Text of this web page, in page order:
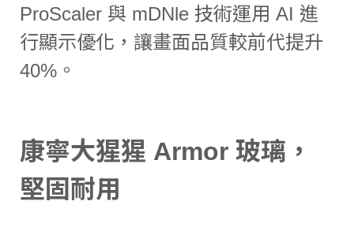
ProScaler 與 mDNle 技術運用 AI 進
行顯示優化，讓畫面品質較前代提升
40%。
康寧大猩猩 Armor 玻璃，
堅固耐用